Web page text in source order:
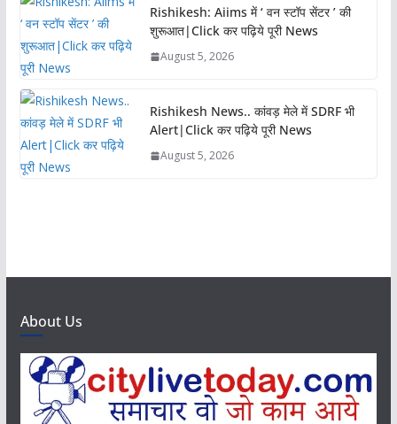
Rishikesh: Aiims में ‘ वन स्टॉप सेंटर ’ की
शुरूआत|Click कर पढ़िये पूरी News
August 5, 2026
Rishikesh News.. कांवड़ मेले में SDRF भी
Alert|Click कर पढ़िये पूरी News
August 5, 2026
About Us